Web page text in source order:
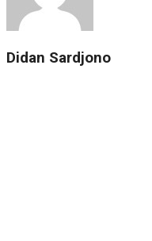
Didan Sardjono